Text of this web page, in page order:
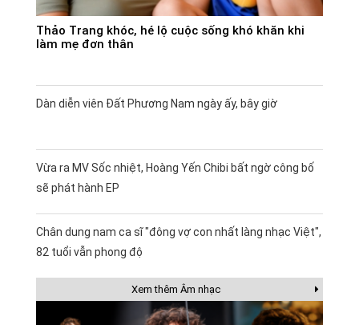
Thảo Trang khóc, hé lộ cuộc sống khó khăn khi
làm mẹ đơn thân
Dàn diễn viên Đất Phương Nam ngày ấy, bây giờ
Vừa ra MV Sốc nhiệt, Hoàng Yến Chibi bất ngờ công bố
sẽ phát hành EP
Chân dung nam ca sĩ "đông vợ con nhất làng nhạc Việt",
82 tuổi vẫn phong độ
Xem thêm Âm nhạc